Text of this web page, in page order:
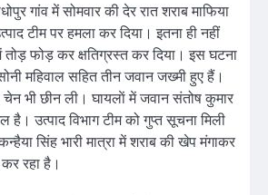
गांव में सोमवार की देर रात शराब माफिया
टीम पर हमला कर दिया। इतना ही नहीं
तोड़ फोड़ कर क्षतिग्रस्त कर दिया। इस घटना
महिवाल सहित तीन जवान जख्मी हुए हैं।
चेन भी छीन ली। घायलाें में जवान संतोष कुमार
है। उत्पाद विभाग टीम को गुप्त सूचना मिली
सिंह भारी मात्रा में शराब की खेप मंगाकर
रहा है।